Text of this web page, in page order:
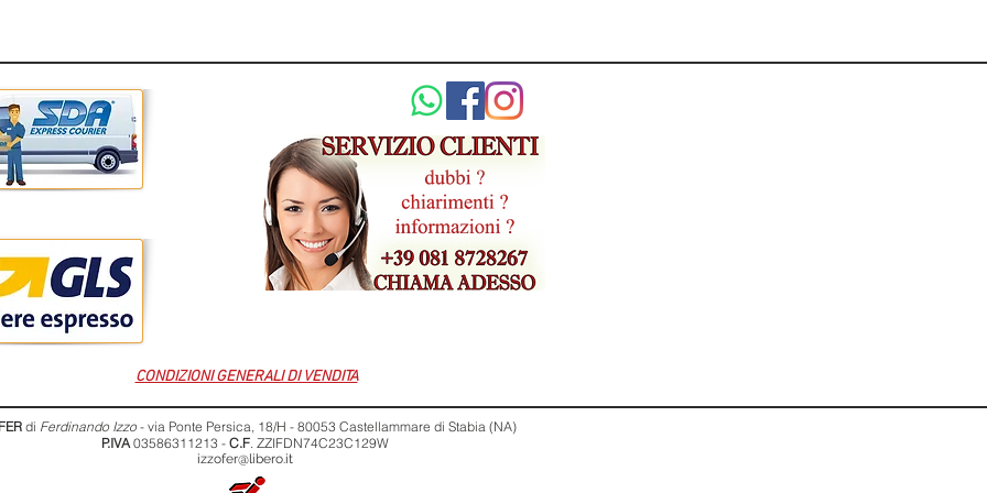
• 2 bruciatori Boost che rilasciano il 40%
di potenza in più nella Sear Z one
• Guide laterali Weber Works per gli
accessori ad aggancio rapido venduti
separatamente
• Il bruciatore laterale offre un'area di
cottura extra per preparare salse e
• Griglie di cottura in ghisa smaltata
Weber Crafted®
cibo in modo uniforme sulle griglie di
cottura
CONDIZIONI GENERALI DI VENDITA
di Ferdinando Izzo - via Ponte Persica, 18/H - 80053 Castellammare di Stabia (NA)
P.IVA03586311213 - C.F. ZZIFDN74C23C129W
izzofer@libero.it